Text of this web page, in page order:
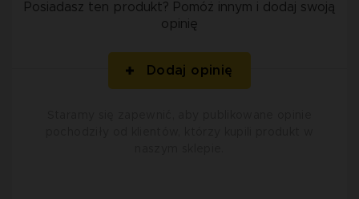
Posiadasz ten produkt? Pomóż innym i dodaj swoją
opinię
Dodaj opinię